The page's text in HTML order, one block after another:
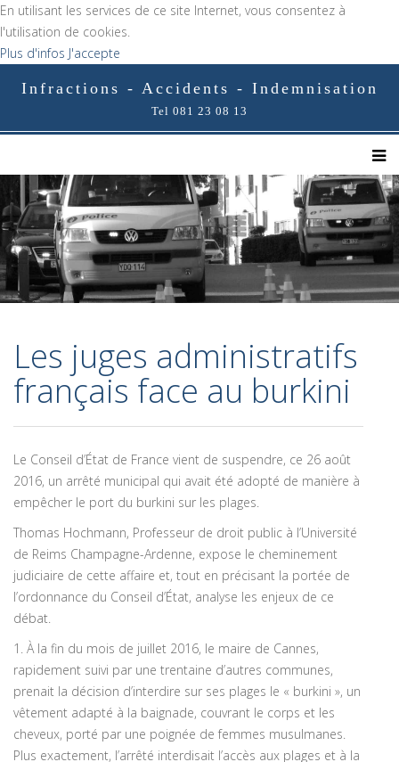
En utilisant les services de ce site Internet, vous consentez à
l'utilisation de cookies.
Plus d'infos J'accepte
Infractions - Accidents - Indemnisation
Tel 081 23 08 13
Les juges administratifs
français face au burkini
Le Conseil d’État de France vient de suspendre, ce 26 août
2016, un arrêté municipal qui avait été adopté de manière à
empêcher le port du burkini sur les plages.
Thomas Hochmann, Professeur de droit public à l’Université
de Reims Champagne-Ardenne, expose le cheminement
judiciaire de cette affaire et, tout en précisant la portée de
l’ordonnance du Conseil d’État, analyse les enjeux de ce
débat.
1. À la fin du mois de juillet 2016, le maire de Cannes,
rapidement suivi par une trentaine d’autres communes,
prenait la décision d’interdire sur ses plages le « burkini », un
vêtement adapté à la baignade, couvrant le corps et les
cheveux, porté par une poignée de femmes musulmanes.
Plus exactement, l’arrêté interdisait l’accès aux plages et à la